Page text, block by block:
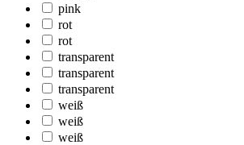
pink
rot
rot
transparent
transparent
transparent
weiß
weiß
weiß